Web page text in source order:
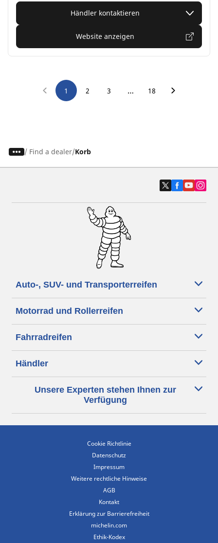
Händler kontaktieren
Website anzeigen
1 2 3 … 18
/ Find a dealer Korb
Auto-, SUV- und Transporterreifen
Motorrad und Rollerreifen
Fahrradreifen
Händler
Unsere Experten stehen Ihnen zur
Verfügung
Cookie Richtlinie
Datenschutz
Impressum
Weitere rechtliche Hinweise
AGB
Kontakt
Erklärung zur Barrierefreiheit
michelin.com
Ethik-Kodex